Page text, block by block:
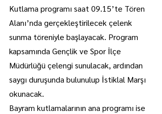
Kutlama programı saat 09.15’te Tören
Alanı’nda gerçekleştirilecek çelenk
sunma töreniyle başlayacak. Program
kapsamında Gençlik ve Spor İlçe
Müdürlüğü çelengi sunulacak, ardından
saygı duruşunda bulunulup İstiklal Marşı
okunacak.
Bayram kutlamalarının ana programı ise